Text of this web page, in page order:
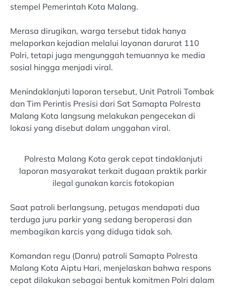
stempel Pemerintah Kota Malang.
Merasa dirugikan, warga tersebut tidak hanya
melaporkan kejadian melalui layanan darurat 110
Polri, tetapi juga mengunggah temuannya ke media
sosial hingga menjadi viral.
Menindaklanjuti laporan tersebut, Unit Patroli Tombak
dan Tim Perintis Presisi dari Sat Samapta Polresta
Malang Kota langsung melakukan pengecekan di
lokasi yang disebut dalam unggahan viral.
Polresta Malang Kota gerak cepat tindaklanjuti
laporan masyarakat terkait dugaan praktik parkir
ilegal gunakan karcis fotokopian
Saat patroli berlangsung, petugas mendapati dua
terduga juru parkir yang sedang beroperasi dan
membagikan karcis yang diduga tidak sah.
Komandan regu (Danru) patroli Samapta Polresta
Malang Kota Aiptu Hari, menjelaskan bahwa respons
cepat dilakukan sebagai bentuk komitmen Polri dalam